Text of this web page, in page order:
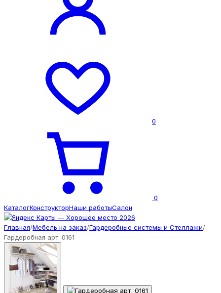
0
0
КаталогКонструкторНаши работыСалон
Главная/Мебель на заказ/Гардеробные системы и Стеллажи/
Гардеробная арт. 0161